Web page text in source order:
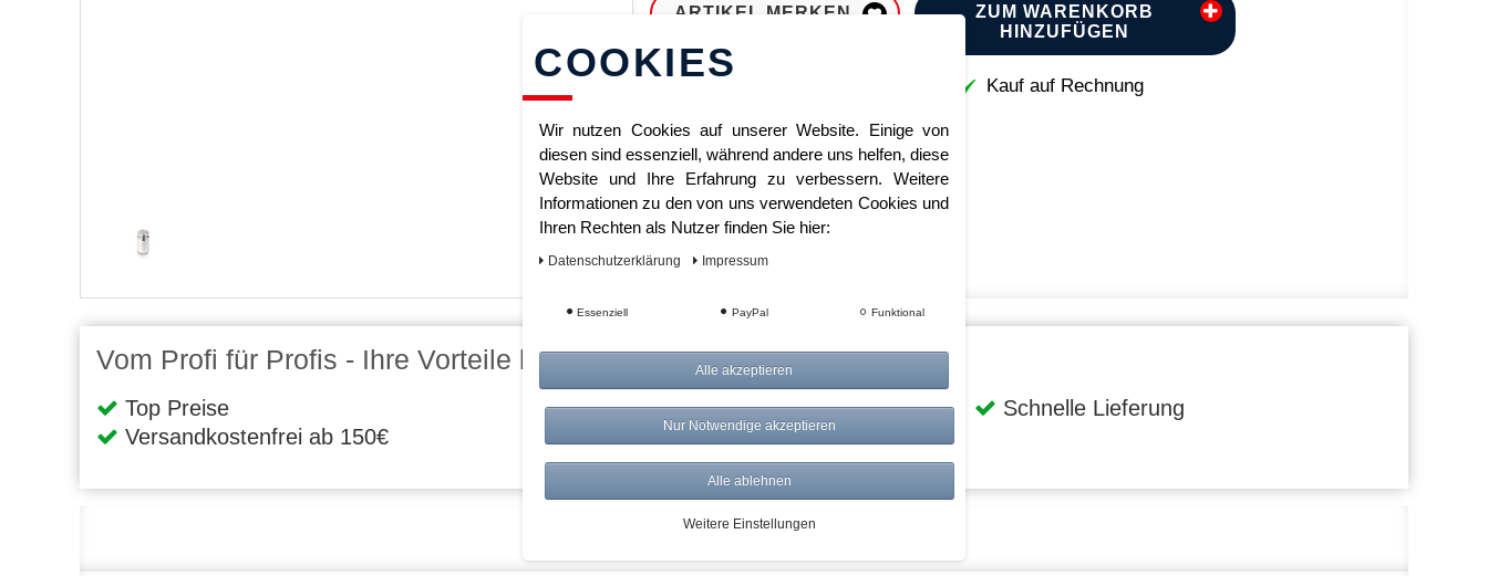
ARTIKEL MERKEN
ZUM WARENKORB
HINZUFÜGEN
Kauf auf Rechnung
Vom Profi für Profis - Ihre Vorteile bei AWWM:
Top Preise
Versandkostenfrei ab 150€
Risikolos: 14 Tage Rückgabe
Über 20.000 Artikel
Schnelle Lieferung
COOKIES
Wir nutzen Cookies auf unserer Website. Einige von
diesen sind essenziell, während andere uns helfen, diese
Website und Ihre Erfahrung zu verbessern. Weitere
Informationen zu den von uns verwendeten Cookies und
Ihren Rechten als Nutzer finden Sie hier:
Daten­schutz­erklärung Impressum
Essenziell PayPal Funktional
Alle akzeptieren
Nur Notwendige akzeptieren
Alle ablehnen
Weitere Einstellungen